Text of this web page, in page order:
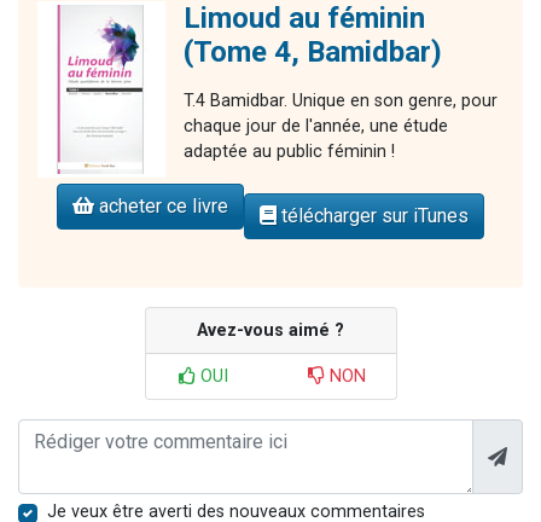
Limoud au féminin
(Tome 4, Bamidbar)
T.4 Bamidbar. Unique en son genre, pour
chaque jour de l'année, une étude
adaptée au public féminin !
acheter ce livre télécharger sur iTunes
Avez-vous aimé ?
OUI NON
Je veux être averti des nouveaux commentaires